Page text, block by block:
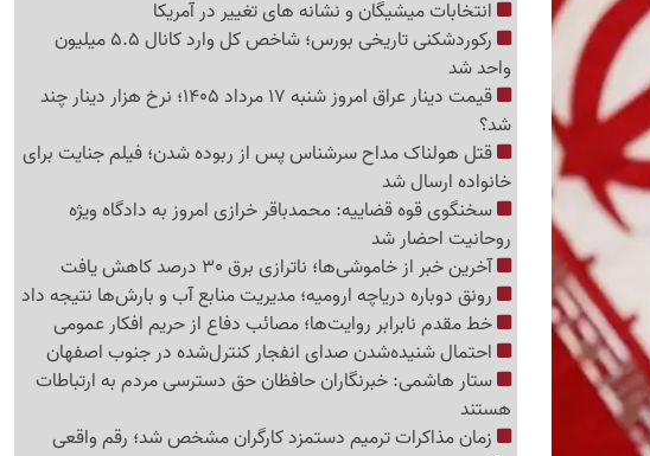
انتخابات میشیگان و نشانه های تغییر در آمریکا
رکوردشکنی تاریخی بورس؛ شاخص کل وارد کانال 5.5 میلیون
واحد شد
قیمت دینار عراق امروز شنبه 17 مرداد 1405؛ نرخ هزار دینار چند
شد؟
قتل هولناک مداح سرشناس پس از ربوده شدن؛ فیلم جنایت برای
خانواده ارسال شد
سخنگوی قوه قضاییه: محمدباقر خرازی امروز به دادگاه ویژه
روحانیت احضار شد
آخرین خبر از خاموشی‌ها؛ ناترازی برق 30 درصد کاهش یافت
رونق دوباره دریاچه ارومیه؛ مدیریت منابع آب و بارش‌ها نتیجه داد
خط مقدم نابرابر روایت‌ها؛ مصائب دفاع از حریم افکار عمومی
احتمال شنیده‌شدن صدای انفجار کنترل‌شده در جنوب اصفهان
ستار هاشمی: خبرنگاران حافظان حق دسترسی مردم به ارتباطات
هستند
زمان مذاکرات ترمیم دستمزد کارگران مشخص شد؛ رقم واقعی